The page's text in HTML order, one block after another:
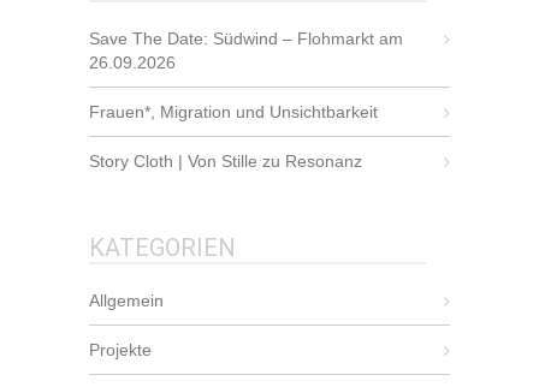
Save The Date: Südwind – Flohmarkt am
26.09.2026
Frauen*, Migration und Unsichtbarkeit
Story Cloth | Von Stille zu Resonanz
KATEGORIEN
Allgemein
Projekte